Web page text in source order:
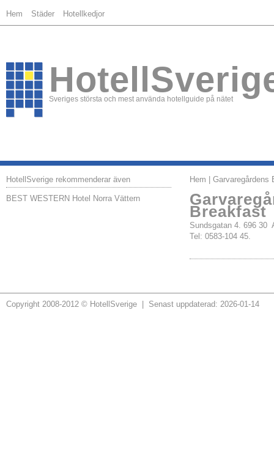
Hem Städer Hotellkedjor
Sveriges största och mest använda hotellguide på nätet
HotellSverige rekommenderar även
BEST WESTERN Hotel Norra Vättern
Hem |
Breakfast
Sundsgatan 4. 696 30
Tel: 0583-104 45.
Copyright 2008-2012 © HotellSverige | Senast uppdaterad: 2026-01-14